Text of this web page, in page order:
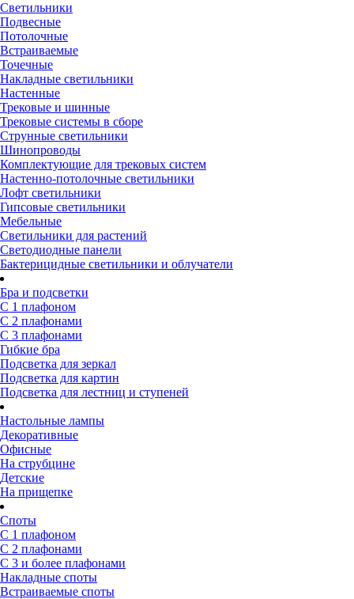
Светильники
Подвесные
Потолочные
Встраиваемые
Точечные
Накладные светильники
Настенные
Трековые и шинные
Трековые системы в сборе
Струнные светильники
Шинопроводы
Комплектующие для трековых систем
Настенно-потолочные светильники
Лофт светильники
Гипсовые светильники
Мебельные
Светильники для растений
Светодиодные панели
Бактерицидные светильники и облучатели
Бра и подсветки
С 1 плафоном
С 2 плафонами
С 3 плафонами
Гибкие бра
Подсветка для зеркал
Подсветка для картин
Подсветка для лестниц и ступеней
Настольные лампы
Декоративные
Офисные
На струбцине
Детские
На прищепке
Споты
С 1 плафоном
С 2 плафонами
С 3 и более плафонами
Накладные споты
Встраиваемые споты